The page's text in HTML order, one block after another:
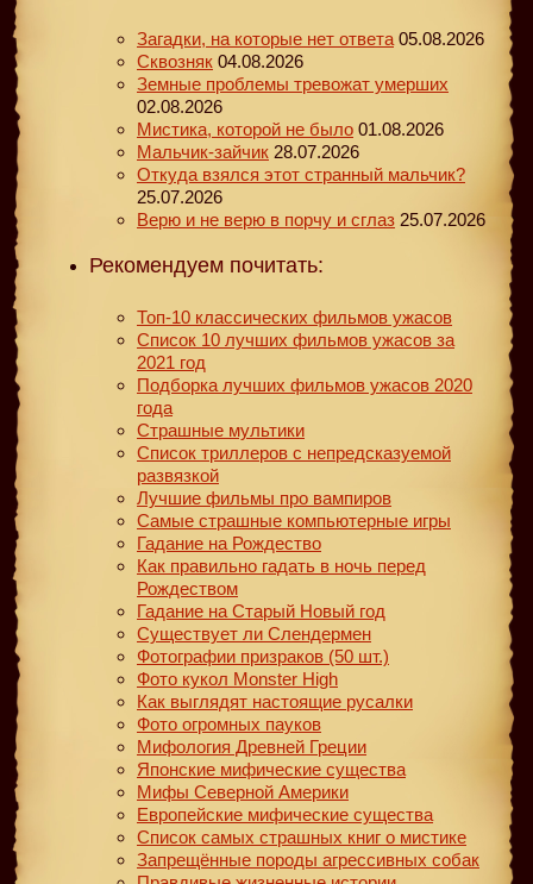
Загадки, на которые нет ответа 05.08.2026
Сквозняк 04.08.2026
Земные проблемы тревожат умерших
02.08.2026
Мистика, которой не было 01.08.2026
Мальчик-зайчик 28.07.2026
Откуда взялся этот странный мальчик?
25.07.2026
Верю и не верю в порчу и сглаз 25.07.2026
Рекомендуем почитать:
Топ-10 классических фильмов ужасов
Список 10 лучших фильмов ужасов за
2021 год
Подборка лучших фильмов ужасов 2020
года
Страшные мультики
Список триллеров с непредсказуемой
развязкой
Лучшие фильмы про вампиров
Самые страшные компьютерные игры
Гадание на Рождество
Как правильно гадать в ночь перед
Рождеством
Гадание на Старый Новый год
Существует ли Слендермен
Фотографии призраков (50 шт.)
Фото кукол Monster High
Как выглядят настоящие русалки
Фото огромных пауков
Мифология Древней Греции
Японские мифические существа
Мифы Северной Америки
Европейские мифические существа
Список самых страшных книг о мистике
Запрещённые породы агрессивных собак